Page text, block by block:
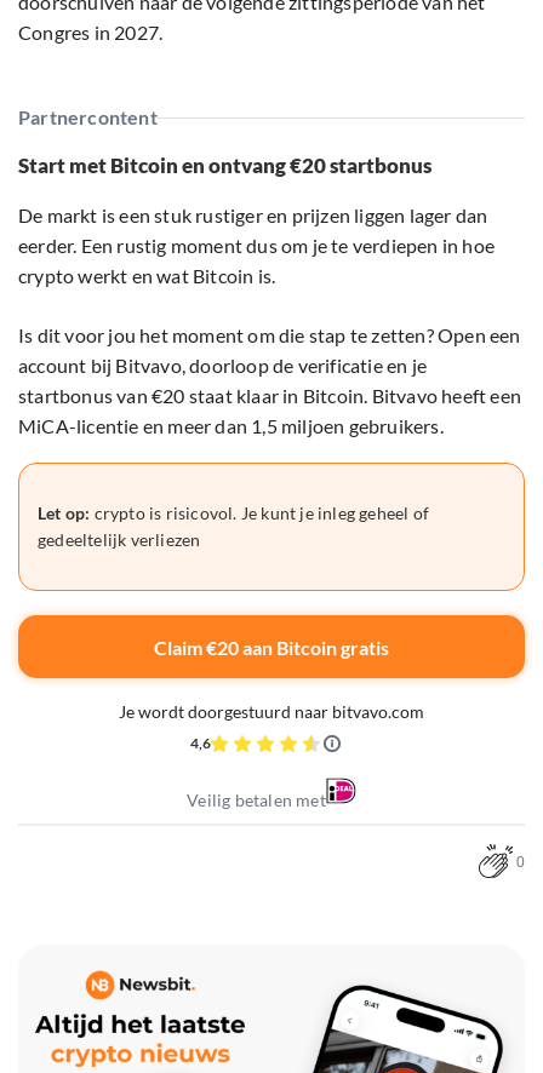
Congres in 2027.
Partnercontent
Start met Bitcoin en ontvang €20 startbonus
De markt is een stuk rustiger en prijzen liggen lager dan
eerder. Een rustig moment dus om je te verdiepen in hoe
crypto werkt en wat Bitcoin is.
Is dit voor jou het moment om die stap te zetten? Open een
account bij Bitvavo, doorloop de verificatie en je
startbonus van €20 staat klaar in Bitcoin. Bitvavo heeft een
MiCA-licentie en meer dan 1,5 miljoen gebruikers.
Let op: crypto is risicovol. Je kunt je inleg geheel of
gedeeltelijk verliezen
Claim €20 aan Bitcoin gratis
Je wordt doorgestuurd naar bitvavo.com
4,6
Veilig betalen met
0